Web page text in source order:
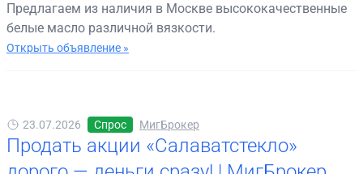
Предлагаем из наличия в Москве высококачественные
белые масло различной вязкости.
Открыть объявление »
23.07.2026 Спрос МигБрокер
Продать акции «Салаватстекло»